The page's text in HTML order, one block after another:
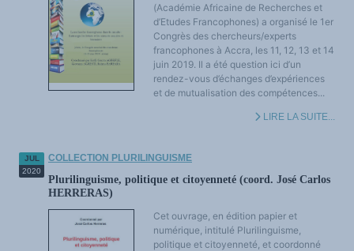
(Académie Africaine de Recherches et
d’Etudes Francophones) a organisé le 1er
Congrès des chercheurs/experts
francophones à Accra, les 11, 12, 13 et 14
juin 2019. Il a été question ici d’un
rendez-vous d’échanges d’expériences
et de mutualisation des compétences...
LIRE LA SUITE...
JUL
2020
COLLECTION PLURILINGUISME
Plurilinguisme, politique et citoyenneté (coord. José Carlos
HERRERAS)
Cet ouvrage, en édition papier et
numérique, intitulé Plurilinguisme,
politique et citoyenneté, et coordonné